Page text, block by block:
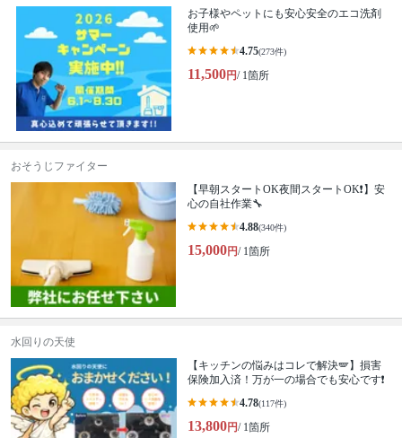
お子様やペットにも安心安全のエコ洗剤
使用🌱
4.75(273件)
11,500円/ 1箇所
おそうじファイター
【早朝スタートOK夜間スタートOK❗️】安
心の自社作業🔧
4.88(340件)
15,000円/ 1箇所
水回りの天使
【キッチンの悩みはコレで解決🪽】損害
保険加入済！万が一の場合でも安心です❗️
4.78(117件)
13,800円/ 1箇所